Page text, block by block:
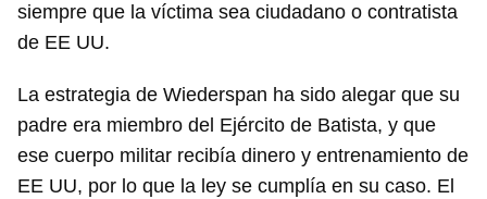
siempre que la víctima sea ciudadano o contratista
de EE UU.
La estrategia de Wiederspan ha sido alegar que su
padre era miembro del Ejército de Batista, y que
ese cuerpo militar recibía dinero y entrenamiento de
EE UU, por lo que la ley se cumplía en su caso. El